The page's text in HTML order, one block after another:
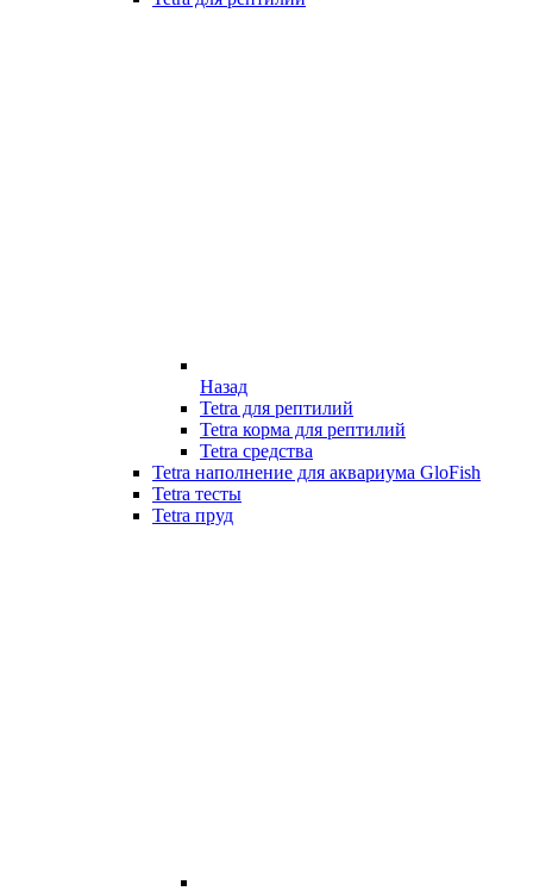
Назад
Tetra для рептилий
Tetra корма для рептилий
Tetra средства
Tetra наполнение для аквариума GloFish
Tetra тесты
Tetra пруд